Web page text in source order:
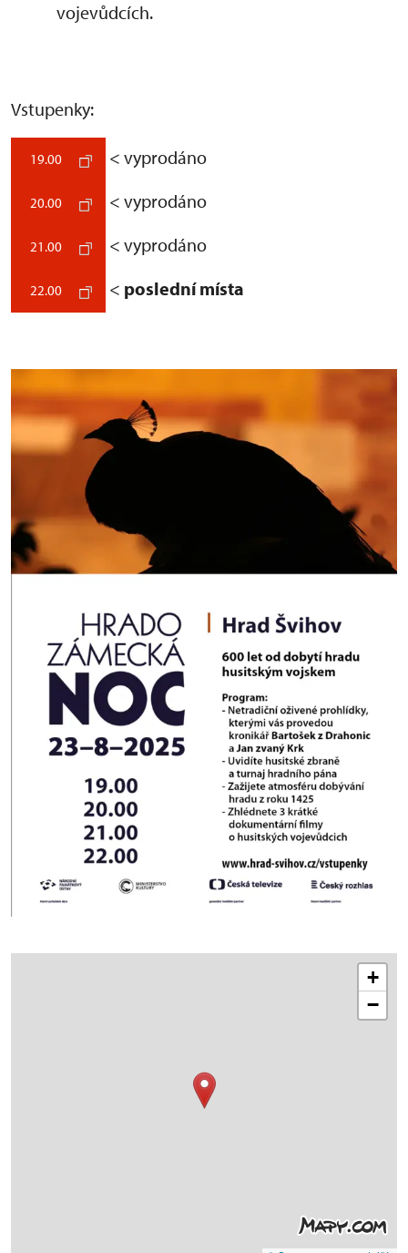
vojevůdcích.
Vstupenky:
19.00 < vyprodáno
20.00 < vyprodáno
21.00 < vyprodáno
22.00 < poslední místa
+
−